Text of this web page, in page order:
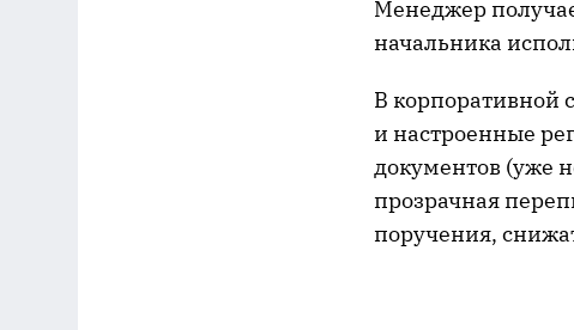
Менеджер
начальника
В корпоративной
и настроенные
документов (уже
прозрачная
поручения,